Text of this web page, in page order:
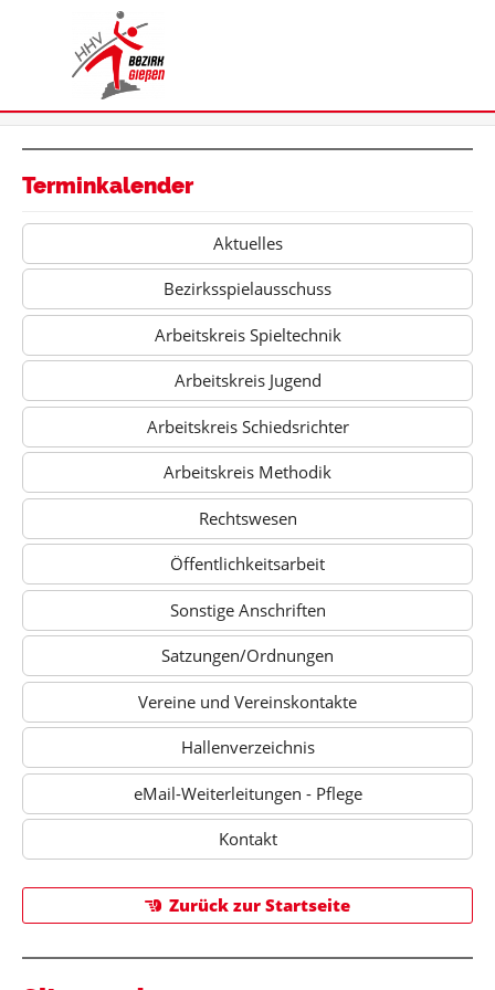
Terminkalender
Aktuelles
Bezirksspielausschuss
Arbeitskreis Spieltechnik
Arbeitskreis Jugend
Arbeitskreis Schiedsrichter
Arbeitskreis Methodik
Rechtswesen
Öffentlichkeitsarbeit
Sonstige Anschriften
Satzungen/Ordnungen
Vereine und Vereinskontakte
Hallenverzeichnis
eMail-Weiterleitungen - Pflege
Kontakt
Zurück zur Startseite